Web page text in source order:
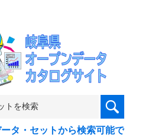
タ・セットから検索可能で